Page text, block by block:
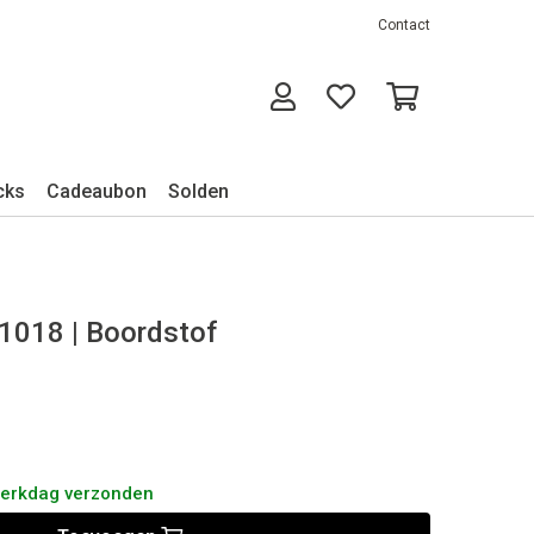
Contact
Cadeaubon Solden
| Boordstof
verzonden